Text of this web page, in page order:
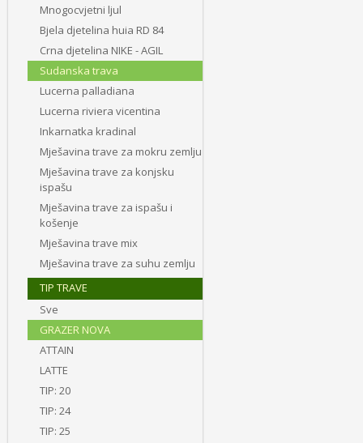
Mnogocvjetni ljul
Bjela djetelina huia RD 84
Crna djetelina NIKE - AGIL
Sudanska trava
Lucerna palladiana
Lucerna riviera vicentina
Inkarnatka kradinal
Mješavina trave za mokru zemlju
Mješavina trave za konjsku
ispašu
Mješavina trave za ispašu i
košenje
Mješavina trave mix
Mješavina trave za suhu zemlju
TIP TRAVE
Sve
GRAZER NOVA
ATTAIN
LATTE
TIP: 20
TIP: 24
TIP: 25